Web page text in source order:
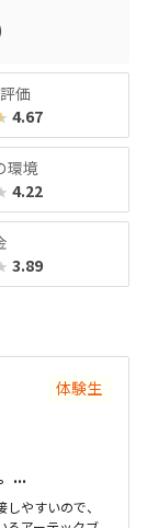
価
4.67
環境
4.22
3.89
体験生
...
やすいので、